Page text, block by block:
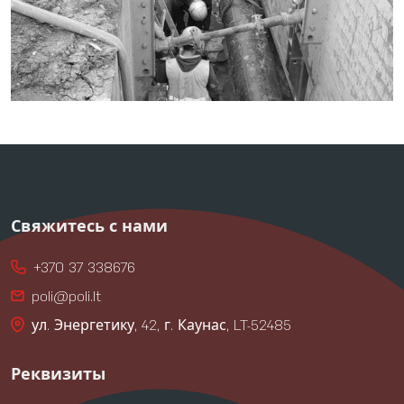
Свяжитесь с нами
+370 37 338676
poli@poli.lt
ул. Энергетику, 42, г. Каунас, LT-52485
Реквизиты